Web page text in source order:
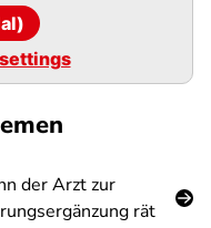
der Arzt zur
rät